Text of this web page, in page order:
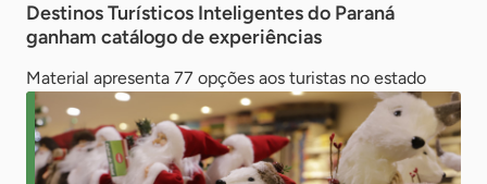
Destinos Turísticos Inteligentes do Paraná
ganham catálogo de experiências
Material apresenta 77 opções aos turistas no estado